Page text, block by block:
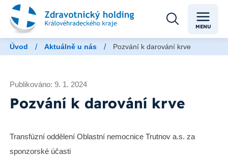
MENU
Úvod / Aktuálně u nás / Pozvání k darování krve
Publikováno: 9. 1. 2024
Pozvání k darování krve
Transfúzní oddělení Oblastní nemocnice Trutnov a.s. za
sponzorské účasti